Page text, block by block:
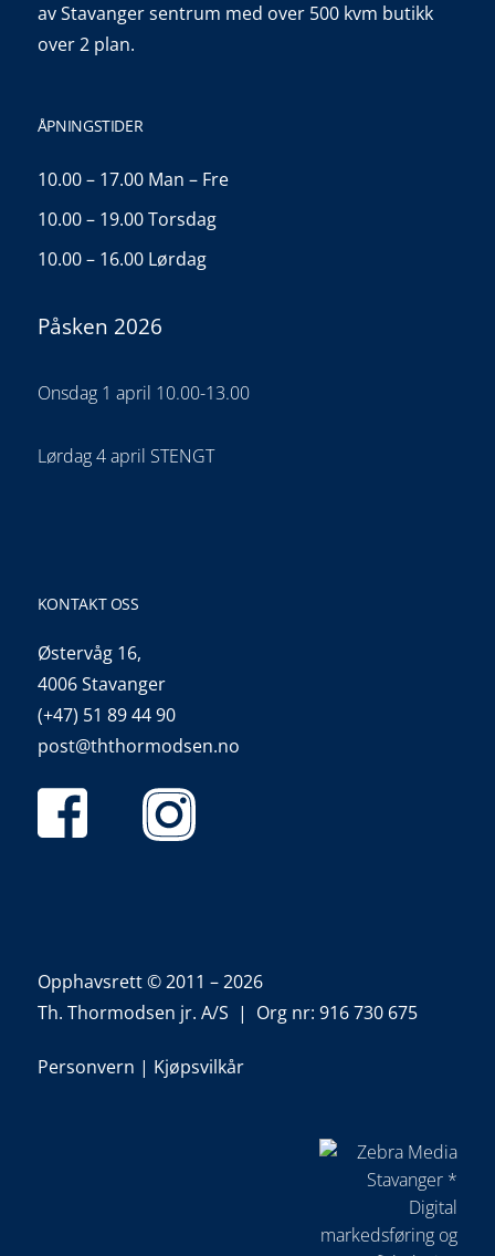
av Stavanger sentrum med over 500 kvm butikk
over 2 plan.
ÅPNINGSTIDER
10.00 – 17.00 Man – Fre
10.00 – 19.00 Torsdag
10.00 – 16.00 Lørdag
Påsken 2026
Onsdag 1 april 10.00-13.00
Lørdag 4 april STENGT
KONTAKT OSS
Østervåg 16,
4006 Stavanger
(+47) 51 89 44 90
post@ththormodsen.no
Opphavsrett © 2011 – 2026
Th. Thormodsen jr. A/S | Org nr: 916 730 675
Personvern | Kjøpsvilkår